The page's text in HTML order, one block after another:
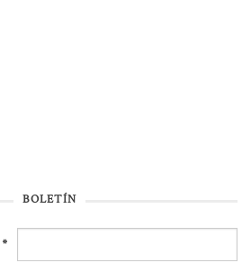
BOLETÍN
*